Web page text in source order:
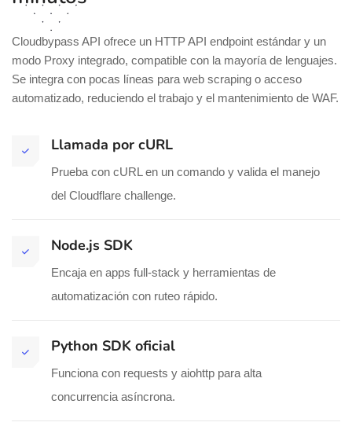
Cloudbypass API ofrece un HTTP API endpoint estándar y un
modo Proxy integrado, compatible con la mayoría de lenguajes.
Se integra con pocas líneas para web scraping o acceso
automatizado, reduciendo el trabajo y el mantenimiento de WAF.
Llamada por cURL
Prueba con cURL en un comando y valida el manejo
del Cloudflare challenge.
Node.js SDK
Encaja en apps full-stack y herramientas de
automatización con ruteo rápido.
Python SDK oficial
Funciona con requests y aiohttp para alta
concurrencia asíncrona.